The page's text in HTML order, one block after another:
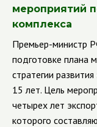
мероприятий
комплекса
Премьер-министр
подготовке плана
стратегии
15 лет. Цель
четырех лет
которого